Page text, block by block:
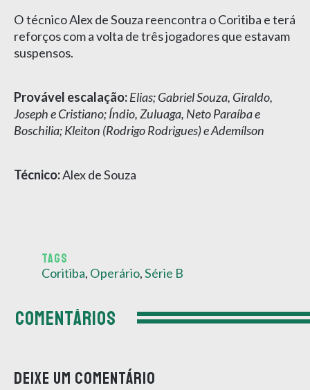
O técnico Alex de Souza reencontra o Coritiba e terá
reforços com a volta de três jogadores que estavam
suspensos.
Provável escalação:Elias; Gabriel Souza, Giraldo,
Joseph e Cristiano; Índio, Zuluaga, Neto Paraíba e
Boschilia; Kleiton (Rodrigo Rodrigues) e Ademílson
Técnico:Alex de Souza
TAGS
Coritiba, Operário,Série B
COMENTÁRIOS
Deixe um comentário